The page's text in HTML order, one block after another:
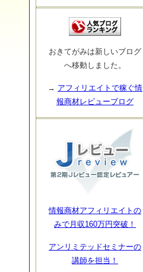
おきてがみは新しいブログ
へ移動しました。
→ アフィリエイトで稼ぐ情
報商材レビューブログ
情報商材アフィリエイトの
みで月収160万円突破！
アンリミテッドセミナーの
講師を担当！